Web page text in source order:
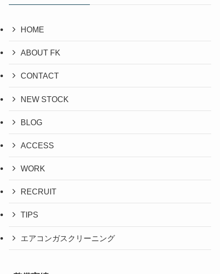
HOME
ABOUT FK
CONTACT
NEW STOCK
BLOG
ACCESS
WORK
RECRUIT
TIPS
エアコンガスクリーニング